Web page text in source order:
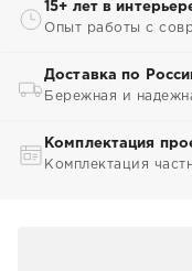
15+ лет в
Опыт работы с
Доставка по
Бережная и
Комплектация
Комплектация